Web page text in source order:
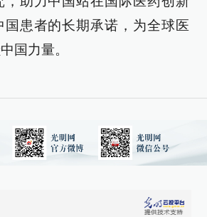
国患者的长期承诺，为全球医
国力量。